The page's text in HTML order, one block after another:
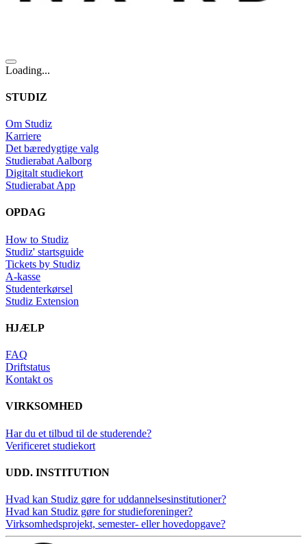
Loading...
STUDIZ
Om Studiz
Karriere
Det bæredygtige valg
Studierabat Aalborg
Digitalt studiekort
Studierabat App
OPDAG
How to Studiz
Studiz' startsguide
Tickets by Studiz
A-kasse
Studenterkørsel
Studiz Extension
HJÆLP
FAQ
Driftstatus
Kontakt os
VIRKSOMHED
Har du et tilbud til de studerende?
Verificeret studiekort
UDD. INSTITUTION
Hvad kan Studiz gøre for uddannelsesinstitutioner?
Hvad kan Studiz gøre for studieforeninger?
Virksomhedsprojekt, semester- eller hovedopgave?